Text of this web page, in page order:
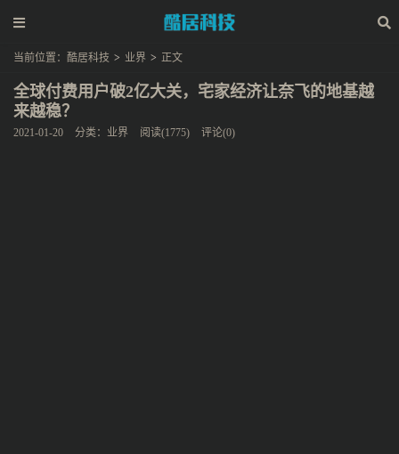
当前位置： 酷居科技 > 业界 > 正文
全球付费用户破2亿大关，宅家经济让奈飞的地基越
来越稳？
2021-01-20 分类： 业界 阅读(1775) 评论(0)